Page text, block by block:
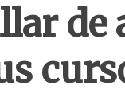
de